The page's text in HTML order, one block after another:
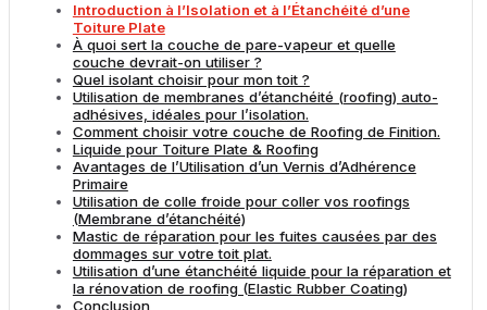
Introduction à l’Isolation et à l’Étanchéité d’une
Toiture Plate
À quoi sert la couche de pare-vapeur et quelle
couche devrait-on utiliser ?
Quel isolant choisir pour mon toit ?
Utilisation de membranes d’étanchéité (roofing) auto-
adhésives, idéales pour l’isolation.
Comment choisir votre couche de Roofing de Finition.
Liquide pour Toiture Plate & Roofing
Avantages de l’Utilisation d’un Vernis d’Adhérence
Primaire
Utilisation de colle froide pour coller vos roofings
(Membrane d’étanchéité)
Mastic de réparation pour les fuites causées par des
dommages sur votre toit plat.
Utilisation d’une étanchéité liquide pour la réparation et
la rénovation de roofing (Elastic Rubber Coating)
Conclusion